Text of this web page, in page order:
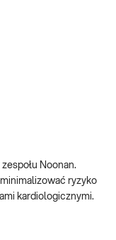
Noonan.
ryzyko
kardiologicznymi.